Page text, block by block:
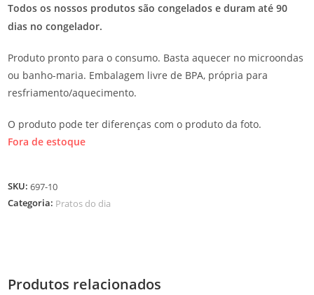
Todos os nossos produtos são congelados e duram até 90
dias no congelador.
Produto pronto para o consumo. Basta aquecer no microondas
ou banho-maria. Embalagem livre de BPA, própria para
resfriamento/aquecimento.
O produto pode ter diferenças com o produto da foto.
Fora de estoque
SKU:697-10
Categoria: Pratos do dia
Produtos relacionados